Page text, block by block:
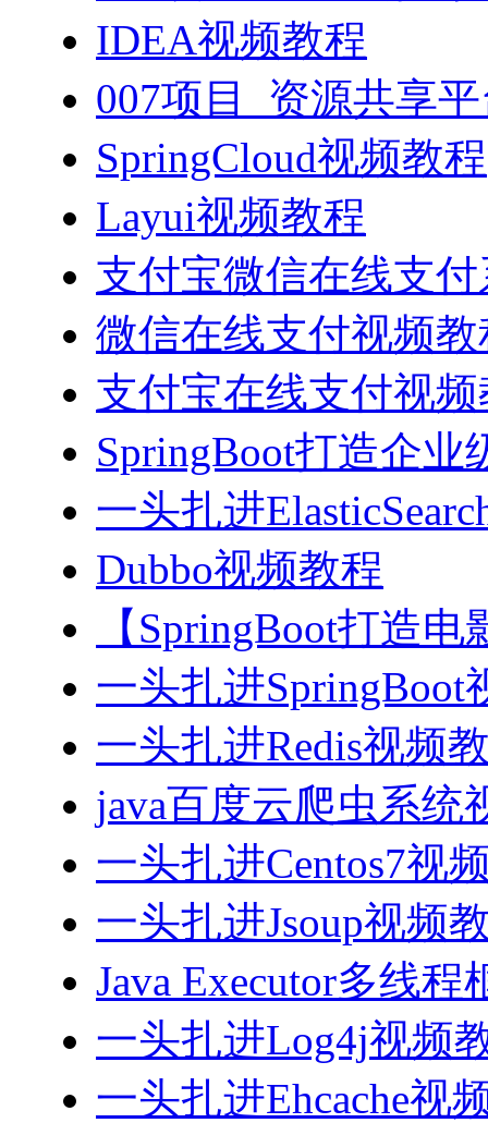
IDEA视频教程
007项目_资源共享
SpringCloud视频教程
Layui视频教程
支付宝微信在线支
微信在线支付视频教
支付宝在线支付视
SpringBoot打造企业
一头扎进
Dubbo视频教程
【SpringBoot打造
一头扎进SpringBoot
一头扎进Redis视频
java百度云爬虫系统
一头扎进Centos7视
一头扎进Jsoup视频
Java Executor多线
一头扎进Log4j视频
一头扎进Ehcache视